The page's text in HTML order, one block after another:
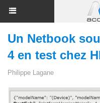
Un Netbook
4 en test chez
Philippe Lagane